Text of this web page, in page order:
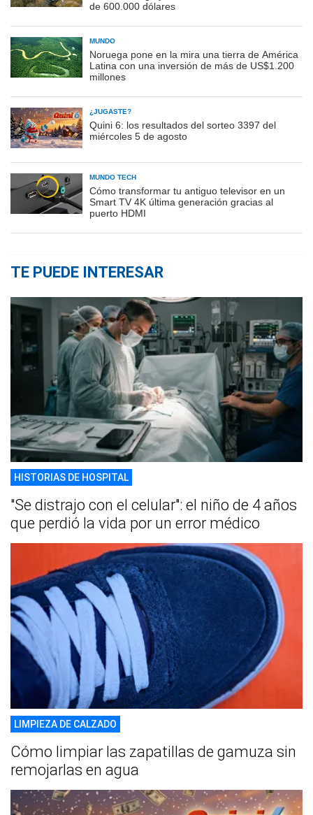
de 600.000 dólares
MUNDO
Noruega pone en la mira una tierra de América
Latina con una inversión de más de US$1.200
millones
¿JUGASTE?
Quini 6: los resultados del sorteo 3397 del
miércoles 5 de agosto
MUNDO TECH
Cómo transformar tu antiguo televisor en un
Smart TV 4K última generación gracias al
puerto HDMI
TE PUEDE INTERESAR
HISTORIAS DE HOSPITAL
"Se distrajo con el celular": el niño de 4 años
que perdió la vida por un error médico
LIMPIEZA DE CALZADO
Cómo limpiar las zapatillas de gamuza sin
remojarlas en agua